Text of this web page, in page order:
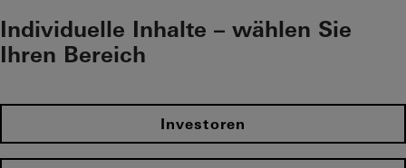
Individuelle Inhalte – wählen Sie
Ihren Bereich
Investoren